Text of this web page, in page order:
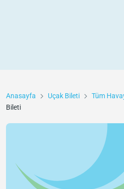
Anasayfa Uçak Bileti Tüm
Bileti